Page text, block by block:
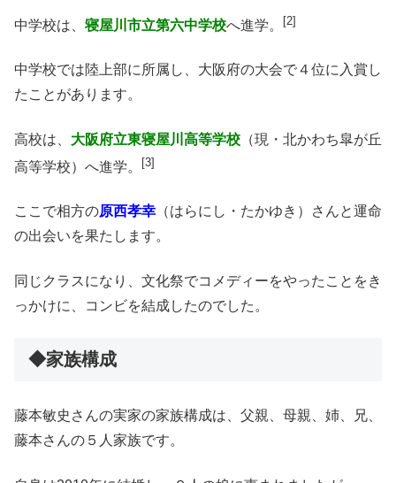
中学校は、 寝屋川市立第六中学校へ進学。 [2]
中学校では陸上部に所属し、大阪府の大会で４位に入賞し
たことがあります。
高校は、 大阪府立東寝屋川高等学校 （現・北かわち皐が丘
高等学校）へ進学。
[3]
ここで相方の原西孝幸 （はらにし・たかゆき）さんと運命
の出会いを果たします。
同じクラスになり、文化祭でコメディーをやったことをき
っかけに、コンビを結成したのでした。
◆家族構成
藤本敏史さんの実家の家族構成は、父親、母親、姉、兄、
藤本さんの５人家族です。